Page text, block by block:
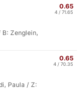
0.65
4 / 71.65
Zenglein,
0.65
4 / 70.35
Paula / Z: